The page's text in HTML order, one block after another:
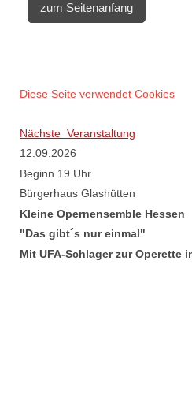
zum Seitenanfang
Diese Seite verwendet Cookies
Nächste Veranstaltung
12.09.2026
Beginn 19 Uhr
Bürgerhaus Glashütten
Kleine Opernensemble Hessen
"Das gibt´s nur einmal"
Mit UFA-Schlager zur Operette